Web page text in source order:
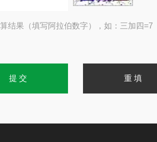
结果（填写阿拉伯数字），如：三加四=7